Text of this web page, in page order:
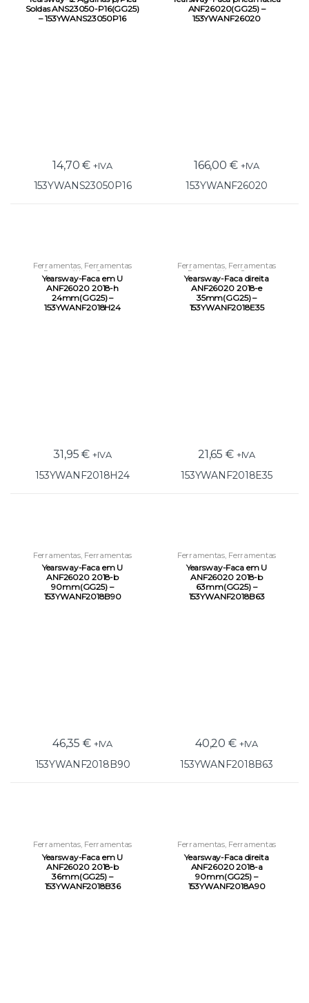
Soldas ANS23050-P16(GG25)
– 153YWANS23050P16
14,70€ +IVA
153YWANS23050P16
ANF26020(GG25) –
153YWANF26020
166,00 € +IVA
153YWANF26020
Ferramentas, Ferramentas
Pneumáticas Outras
Ferramentas Pneumáticas
Yearsway-Faca em U
ANF26020 2018-h
24mm(GG25) –
153YWANF2018H24
31,95€ +IVA
153YWANF2018H24
Ferramentas, Ferramentas
Pneumáticas Outras
Ferramentas Pneumáticas
Yearsway-Faca direita
ANF26020 2018-e
35mm(GG25) –
153YWANF2018E35
21,65 € +IVA
153YWANF2018E35
Ferramentas Ferramentas
Pneumáticas Outras
Ferramentas Pneumáticas
Yearsway-Faca em U
ANF26020 2018-b
90mm(GG25) –
153YWANF2018B90
46,35 € +IVA
153YWANF2018B90
Ferramentas Ferramentas
Pneumáticas Outras
Ferramentas Pneumáticas
Yearsway-Faca em U
ANF26020 2018-b
63mm(GG25) –
153YWANF2018B63
40,20 € +IVA
153YWANF2018B63
Ferramentas, Ferramentas
Pneumáticas Outras
Ferramentas Pneumáticas
Yearsway-Faca em U
ANF26020 2018-b
36mm(GG25) –
153YWANF2018B36
Ferramentas, Ferramentas
Pneumáticas Outras
Ferramentas Pneumáticas
Yearsway-Faca direita
ANF26020 2018-a
90mm(GG25) –
153YWANF2018A90